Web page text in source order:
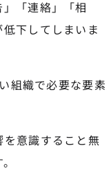
「連絡」「相
下してしまいま
組織で必要な要素
意識すること無